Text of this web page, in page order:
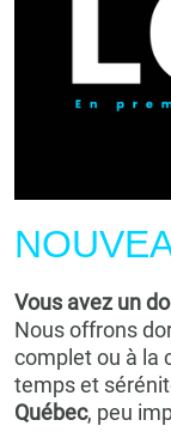
Vous avez un
Nous offrons
complet ou à la
temps et
Québec, peu